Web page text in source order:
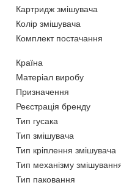
Картридж змішувача
Колір змішувача
Комплект постачання
Країна
Матеріал виробу
Призначення
Реєстрація бренду
Тип гусака
Тип змішувача
Тип кріплення змішувача
Тип механізму
Тип паковання